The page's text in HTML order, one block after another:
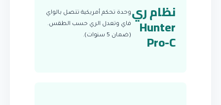
نظام ري
Hunter
Pro-C
وحدة تحكم أمريكية تتصل بالواي
فاي وتعدل الري حسب الطقس.
(ضمان 5 سنوات).